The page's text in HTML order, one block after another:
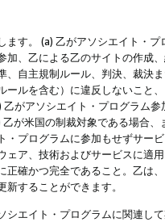
ます。 (a) 乙がアソシエイト・
加、乙による乙のサイトの作成
、自主規制ルール、判決、裁決
ールを含む）に違反しないこと
がアソシエイト・プログラム
が米国の制裁対象である場合
・プログラムに参加もせずサー
ェア、技術およびサービスに適
正確かつ完全であること。乙は
することができます。
シエイト・プログラムに関連し